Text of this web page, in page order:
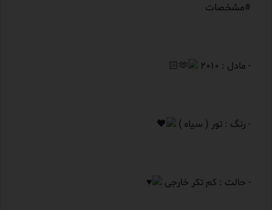
#مشخصات
- مادل : 2010
- رنگ : تور ( سیاه )
- حالت : کم تکر خارجی